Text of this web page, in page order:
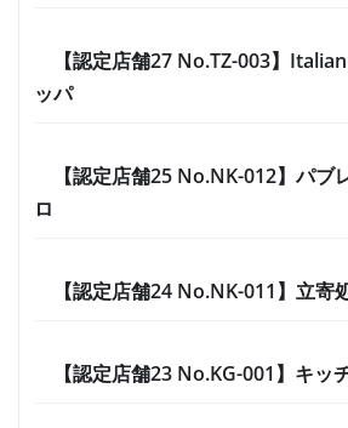
【認定店舗27 No.TZ-003】
ッパ
【認定店舗25 No.NK-012】パブ
ロ
【認定店舗24 No.NK-011】立寄
【認定店舗23 No.KG-001】キッ